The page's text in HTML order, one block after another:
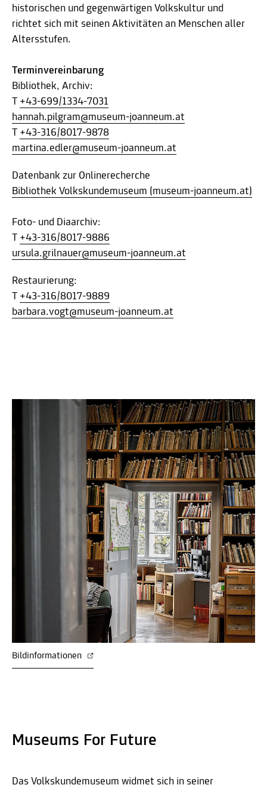
historischen und gegenwärtigen Volkskultur und
richtet sich mit seinen Aktivitäten an Menschen aller
Altersstufen.
Terminvereinbarung
Bibliothek, Archiv:
T +43-699/1334-7031
hannah.pilgram@museum-joanneum.at
T +43-316/8017-9878
martina.edler@museum-joanneum.at
Datenbank zur Onlinerecherche
Bibliothek Volkskundemuseum (museum-joanneum.at)
Foto- und Diaarchiv:
T +43-316/8017-9886
ursula.grilnauer@museum-joanneum.at
Restaurierung:
T +43-316/8017-9889
barbara.vogt@museum-joanneum.at
Bildinformationen
Museums For Future
Das Volkskundemuseum widmet sich in seiner